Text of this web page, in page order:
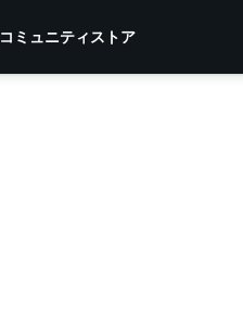
コミュニティストア